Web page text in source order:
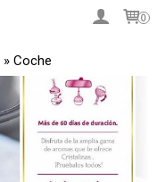
0
» Coche